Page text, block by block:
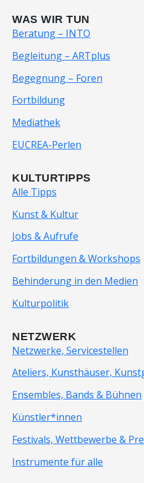
WAS WIR TUN
Beratung – INTO
Begleitung – ARTplus
Begegnung – Foren
Fortbildung
Mediathek
EUCREA-Perlen
KULTURTIPPS
Alle Tipps
Kunst & Kultur
Jobs & Aufrufe
Fortbildungen & Workshops
Behinderung in den Medien
Kulturpolitik
NETZWERK
Netzwerke, Servicestellen
Ateliers, Kunsthäuser,
Ensembles, Bands & Bühnen
Künstler*innen
Festivals, Wettbewerbe &
Instrumente für alle